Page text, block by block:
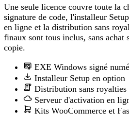
Une seule licence couvre toute la
signature de code, l'installeur
en ligne et la distribution sans
finaux sont tous inclus, sans achat
copie.
EXE Windows signé
Installeur Setup en option
Distribution sans royalties
Serveur d'activation en
Kits WooCommerce et